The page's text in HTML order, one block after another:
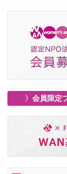
〉会員限定